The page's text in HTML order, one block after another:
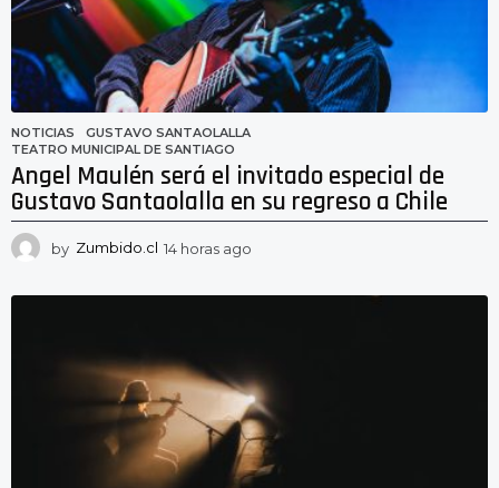
NOTICIAS GUSTAVO SANTAOLALLA
TEATRO MUNICIPAL DE SANTIAGO
Angel Maulén será el invitado especial de
Gustavo Santaolalla en su regreso a Chile
by Zumbido.cl 14 horas ago
s
a
g
o